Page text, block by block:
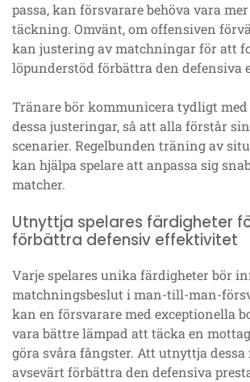
passa, kan försvarare behöva vara
täckning. Omvänt, om offensiven
kan justering av matchningar för att
löpunderstöd förbättra den defensiva
Tränare bör kommunicera tydligt med
dessa justeringar, så att alla förstår
scenarier. Regelbunden träning av
kan hjälpa spelare att anpassa sig
matcher.
Utnyttja spelares färdigheter
förbättra defensiv effektivitet
Varje spelares unika färdigheter bör
matchningsbeslut i man-till-man-
kan en försvarare med exceptionella
vara bättre lämpad att täcka en
göra svåra fångster. Att utnyttja
avsevärt förbättra den defensiva